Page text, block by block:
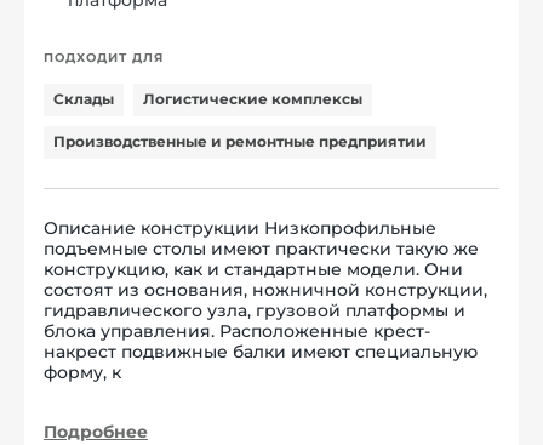
ПОДХОДИТ ДЛЯ
Склады Логистические комплексы
Производственные и ремонтные предприятии
Описание конструкции Низкопрофильные
подъемные столы имеют практически такую же
конструкцию, как и стандартные модели. Они
состоят из основания, ножничной конструкции,
гидравлического узла, грузовой платформы и
блока управления. Расположенные крест-
накрест подвижные балки имеют специальную
форму, к
Подробнее